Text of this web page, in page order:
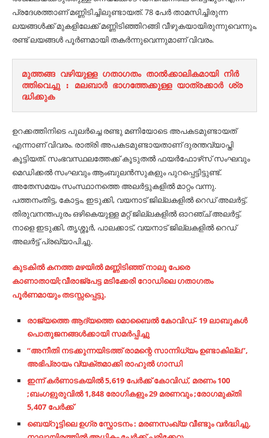
പ്രദേശത്താണ് മണ്ണിടിച്ചിലുണ്ടായത്. 78 പേര്‍ താമസിച്ചിരുന്ന
ലയങ്ങള്‍ക്ക് മുകളിലേക്ക് മണ്ണിടിഞ്ഞിറങ്ങി വീഴുകയായിരുന്നുവെന്നും,
രണ്ട് ലയങ്ങള്‍ പൂര്‍ണമായി തകര്‍ന്നുവെന്നുമാണ് വിവരം.
മുത്തങ്ങ വഴിയുള്ള ഗതാഗതം താൽക്കാലികമായി നിർ
ത്തിവെച്ചു : മലബാർ ഭാഗത്തേക്കുള്ള യാത്രക്കാർ ശ്ര
ദ്ധിക്കുക
ഉറക്കത്തിനിടെ പുലര്‍ച്ചെ രണ്ടു മണിയോടെ അപകടമുണ്ടായത്
എന്നാണ് വിവരം. രാത്രി അപകടമുണ്ടായതാണ് ദുരന്തവ്യാപ്തി
കൂട്ടിയത്. സംഭവസ്ഥലത്തേക്ക് കൂടുതല്‍ ഫയര്‍ഫോഴ്‌സ് സംഘവും
മെഡിക്കല്‍ സംഘവും ആംബുലന്‍സുകളും പുറപ്പെട്ടിട്ടുണ്ട്.
അതേസമയം സംസ്ഥാനത്തെ അലര്‍ട്ടുകളില്‍ മാറ്റം വന്നു.
പത്തനംതിട്ട, കോട്ടം, ഇടുക്കി, വയനാട് ജില്ലകളില്‍ റെഡ് അലര്‍ട്ട്.
തിരുവനന്തപുരം ഒഴികെയുള്ള മറ്റ് ജില്ലകളില്‍ ഓറഞ്ച് അലര്‍ട്ട്.
നാളെ ഇടുക്കി, തൃശ്ശൂര്‍, പാലക്കാട്, വയനാട് ജില്ലകളില്‍ റെഡ്
അലര്‍ട്ട് പ്രഖ്യാപിച്ചു.
കുടകില്‍ കനത്ത മഴയില്‍ മണ്ണിടിഞ്ഞ് നാലു പേരെ
കാണാതായി;വീരാജ്‌പേട്ട മടിക്കേരി റോഡിലെ ഗതാഗതം
പൂര്‍ണമായും തടസ്സപ്പെട്ടു.
രാജ്യത്തെ ആദ്യത്തെ മൊബൈൽ കോവിഡ്- 19 ലാബുകൾ
പൊതുജനങ്ങൾക്കായി സമർപ്പിച്ചു
“അനീതി നടക്കുന്നയിടത്ത് രാമന്റെ സാന്നിധ്യം ഉണ്ടാകില്ല”,
അഭിപ്രായം വ്യക്തമാക്കി രാഹുല്‍ ഗാന്ധി
ഇന്ന് കർണാടകയിൽ 5,619 പേർക്ക് കോവിഡ്, മരണം 100
;ബംഗളുരുവിൽ 1,848 രോഗികളും 29 മരണവും ;രോഗമുക്തി
5,407 പേർക്ക്
ബെ​യ്റൂ​ട്ടിലെ ഉഗ്ര സ്ഫോടനം : മരണസംഖ്യ വീണ്ടും വര്‍ദ്ധിച്ചു,